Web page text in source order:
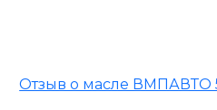
Отзыв о масле ВМПАВТО